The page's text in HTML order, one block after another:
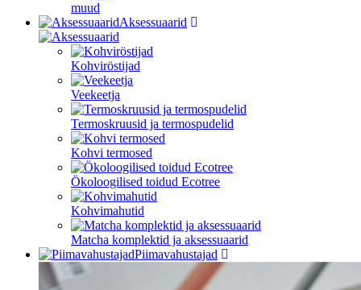
muud
Aksessuaarid
Kohviröstijad
Veekeetja
Termoskruusid ja termospudelid
Kohvi termosed
Ökoloogilised toidud Ecotree
Kohvimahutid
Matcha komplektid ja aksessuaarid
Piimavahustajad